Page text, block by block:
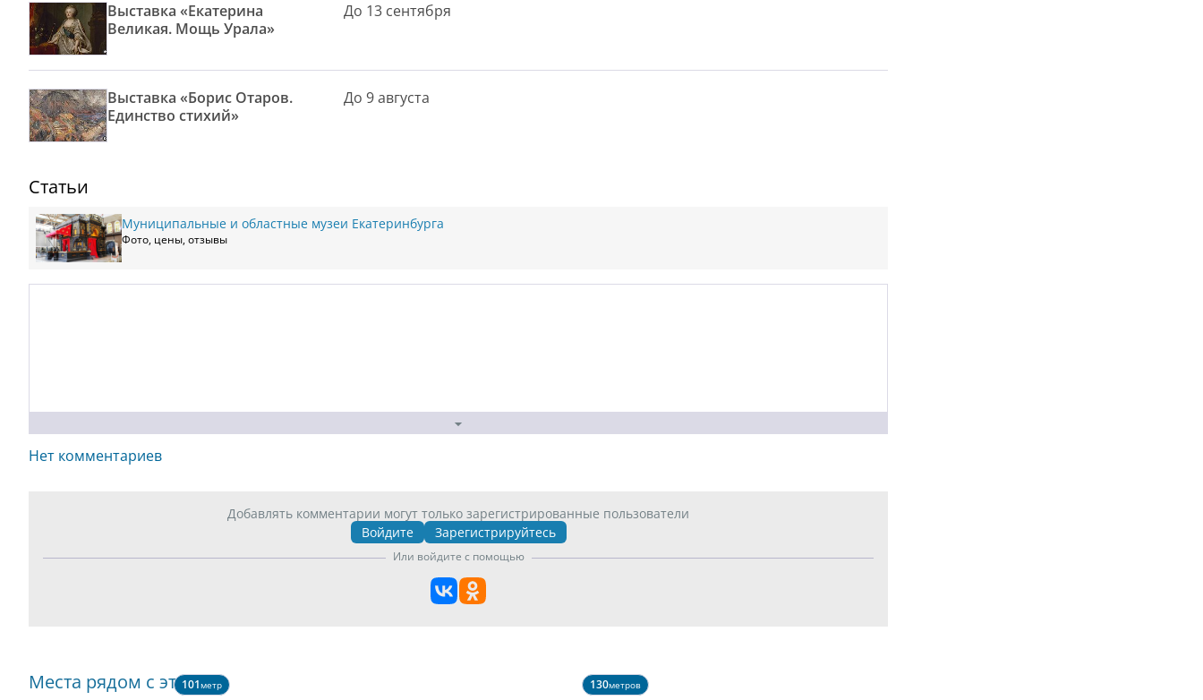
Выставка «Екатерина
Великая. Мощь Урала»
До 13 сентября
Выставка «Борис Отаров.
Единство стихий»
До 9 августа
Статьи
Муниципальные и областные музеи Екатеринбурга
Фото, цены, отзывы
Нет комментариев
Добавлять комментарии могут только зарегистрированные пользователи
Войдите
Зарегистрируйтесь
Или войдите с помощью
Места рядом с этим
101метр 130метров